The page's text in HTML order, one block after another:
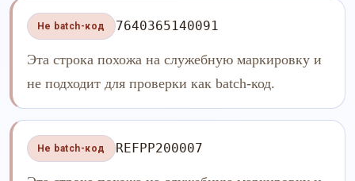
Не batch-код 7640365140091
Эта строка похожа на служебную маркировку и
не подходит для проверки как batch-код.
Не batch-код REFPP200007